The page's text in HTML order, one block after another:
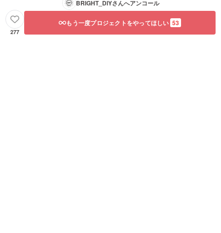
BRIGHT_DIYさんへアンコール
277
もう一度プロジェクトをやってほしい 53